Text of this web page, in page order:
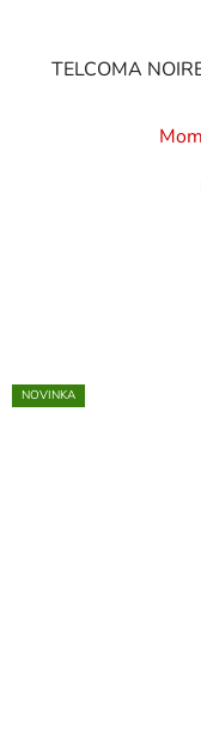
TELCOMA
NOVINKA